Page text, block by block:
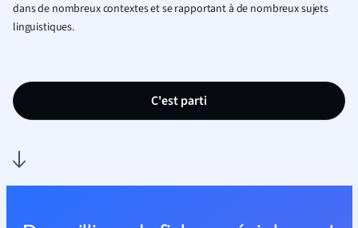
dans de nombreux contextes et se rapportant à de nombreux sujets
linguistiques.
C'est parti